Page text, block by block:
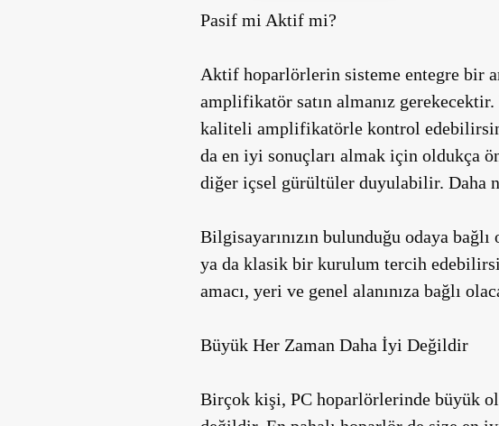
Pasif mi Aktif mi?
Aktif hoparlörlerin sisteme entegre bir
amplifikatör satın almanız
kaliteli amplifikatörle kontrol
da en iyi sonuçları almak için oldukça
diğer içsel gürültüler duyulabilir. Daha
Bilgisayarınızın bulunduğu odaya
ya da klasik bir kurulum tercih
amacı, yeri ve genel alanınıza bağlı
Büyük Her Zaman Daha İyi Değildir
Birçok kişi, PC hoparlörlerinde büyük